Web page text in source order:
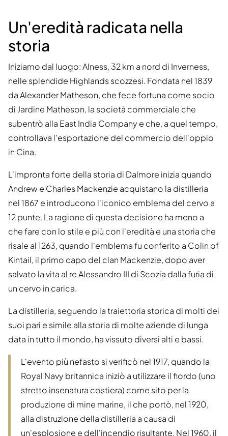
Un'eredità radicata nella
storia
Iniziamo dal luogo: Alness, 32 km a nord di Inverness,
nelle splendide Highlands scozzesi. Fondata nel 1839
da Alexander Matheson, che fece fortuna come socio
di Jardine Matheson, la società commerciale che
subentrò alla East India Company e che, a quel tempo,
controllava l'esportazione del commercio dell'oppio
in Cina.
L'impronta forte della storia di Dalmore inizia quando
Andrew e Charles Mackenzie acquistano la distilleria
nel 1867 e introducono l'iconico emblema del cervo a
12 punte. La ragione di questa decisione ha meno a
che fare con lo stile e più con l'eredità e una storia che
risale al 1263, quando l'emblema fu conferito a Colin of
Kintail, il primo capo del clan Mackenzie, dopo aver
salvato la vita al re Alessandro III di Scozia dalla furia di
un cervo in carica.
La distilleria, seguendo la traiettoria storica di molti dei
suoi pari e simile alla storia di molte aziende di lunga
data in tutto il mondo, ha vissuto diversi alti e bassi.
L'evento più nefasto si verificò nel 1917, quando la
Royal Navy britannica iniziò a utilizzare il fiordo (uno
stretto insenatura costiera) come sito per la
produzione di mine marine, il che portò, nel 1920,
alla distruzione della distilleria a causa di
un'esplosione e dell'incendio risultante. Nel 1960, il